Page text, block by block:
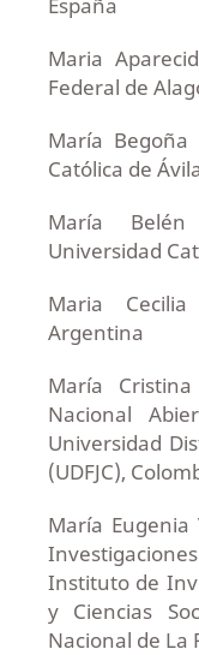
Maria
Federal de
María
Católica de
María
Universidad
Maria
Argentina
María
Nacional
Universidad
(UDFJC),
María Eugenia
Instituto de
y Ciencias
Nacional de La